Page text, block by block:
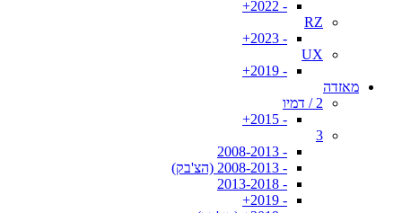
- 2022+
RZ
- 2023+
UX
- 2019+
מאזדה
2 / דמיו
- 2015+
3
- 2008-2013
- 2008-2013 (הצ'בק)
- 2013-2018
- 2019+